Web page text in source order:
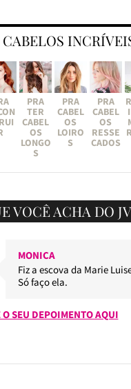
PRA
TER
CABEL
OS
LONGO
S
PRA
CABEL
OS
LOIRO
S
PRA
CABEL
OS
RESSE
CADOS
VOCÊ ACHA DO
MONICA
Fiz a escova da Marie
Só faço ela.
O SEU DEPOIMENTO AQUI